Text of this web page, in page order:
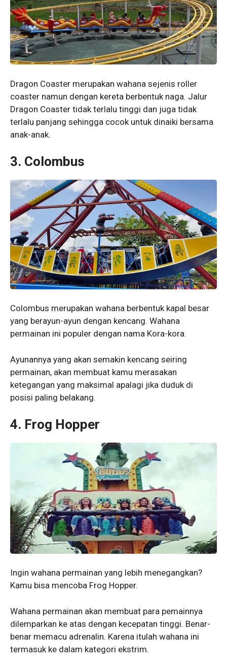
Dragon Coaster merupakan wahana sejenis roller
coaster namun dengan kereta berbentuk naga. Jalur
Dragon Coaster tidak terlalu tinggi dan juga tidak
terlalu panjang sehingga cocok untuk dinaiki bersama
anak-anak.
3. Colombus
Colombus merupakan wahana berbentuk kapal besar
yang berayun-ayun dengan kencang. Wahana
permainan ini populer dengan nama Kora-kora.
Ayunannya yang akan semakin kencang seiring
permainan, akan membuat kamu merasakan
ketegangan yang maksimal apalagi jika duduk di
posisi paling belakang.
4. Frog Hopper
Ingin wahana permainan yang lebih menegangkan?
Kamu bisa mencoba Frog Hopper.
Wahana permainan akan membuat para pemainnya
dilemparkan ke atas dengan kecepatan tinggi. Benar-
benar memacu adrenalin. Karena itulah wahana ini
termasuk ke dalam kategori ekstrim.